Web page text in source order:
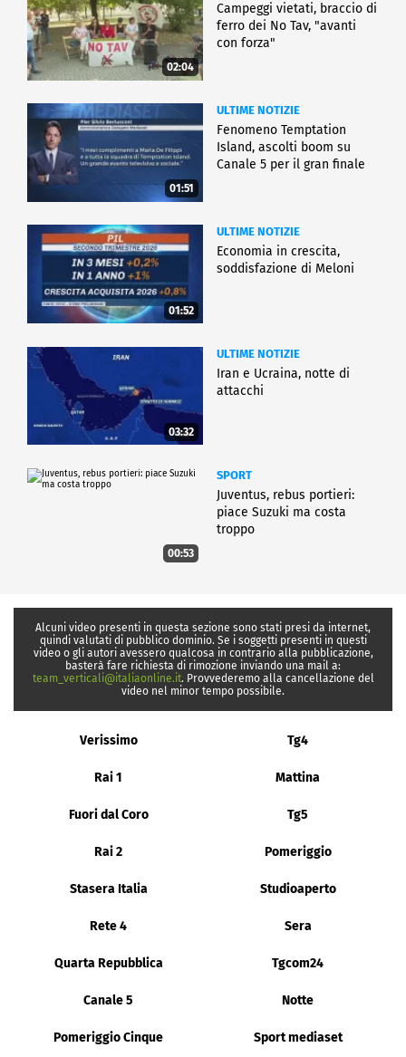
02:04
Campeggi vietati, braccio di
ferro dei No Tav, "avanti
con forza"
01:51
ULTIME NOTIZIE
Fenomeno Temptation
Island, ascolti boom su
Canale 5 per il gran finale
01:52
ULTIME NOTIZIE
Economia in crescita,
soddisfazione di Meloni
03:32
ULTIME NOTIZIE
Iran e Ucraina, notte di
attacchi
00:53
SPORT
Juventus, rebus portieri:
piace Suzuki ma costa
troppo
Alcuni video presenti in questa sezione sono stati presi da internet,
quindi valutati di pubblico dominio. Se i soggetti presenti in questi
video o gli autori avessero qualcosa in contrario alla pubblicazione,
basterà fare richiesta di rimozione inviando una mail a:
team_verticali@italiaonline.it. Provvederemo alla cancellazione del
video nel minor tempo possibile.
Verissimo Tg4
Rai 1 Mattina
Fuori dal Coro Tg5
Rai 2 Pomeriggio
Stasera Italia Studioaperto
Rete 4 Sera
Quarta Repubblica Tgcom24
Canale 5 Notte
Pomeriggio Cinque Sport mediaset